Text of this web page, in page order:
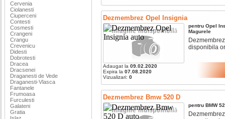
Cervenia
Ciolanesti
Ciuperceni
Contesti
Cosmesti
Crangeni
Crangu
Crevenicu
Didesti
Dobrotesti
Dracea
Dracsenei
Draganesti de Vede
Draganesti-Vlasca
Fantanele
Frumoasa
Furculesti
Galateni
Gratia
Islaz
Dezmembrez Opel Insignia
Adaugat la 09.02.2020
Expira la 07.08.2020
Vizualizari: 0
pentru Opel
Magurele
disponibila
Dezmembrez Bmw 520 D
pentru BMW